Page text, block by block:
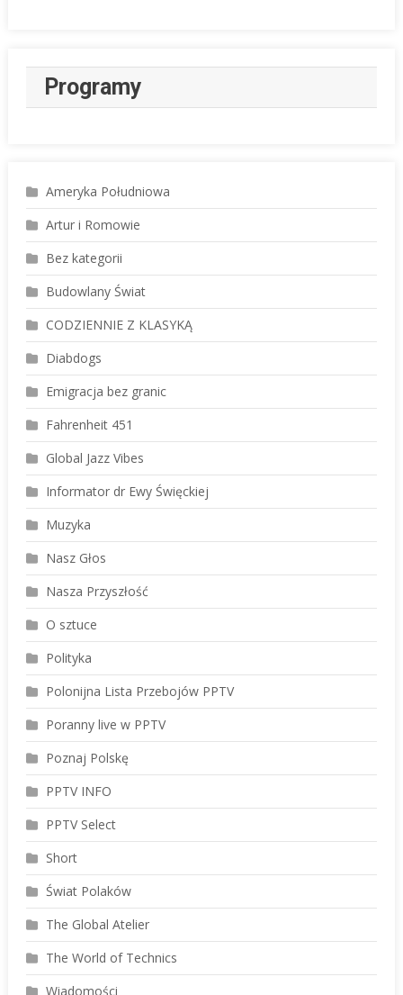
Programy
Ameryka Południowa
Artur i Romowie
Bez kategorii
Budowlany Świat
CODZIENNIE Z KLASYKĄ
Diabdogs
Emigracja bez granic
Fahrenheit 451
Global Jazz Vibes
Informator dr Ewy Święckiej
Muzyka
Nasz Głos
Nasza Przyszłość
O sztuce
Polityka
Polonijna Lista Przebojów PPTV
Poranny live w PPTV
Poznaj Polskę
PPTV INFO
PPTV Select
Short
Świat Polaków
The Global Atelier
The World of Technics
Wiadomości